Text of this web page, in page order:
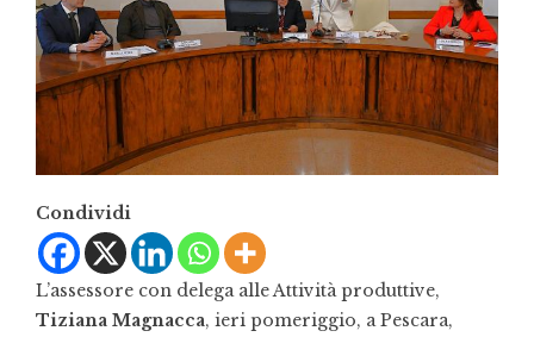
Condividi
L’assessore con delega alle Attività produttive,
Tiziana Magnacca, ieri pomeriggio, a Pescara,